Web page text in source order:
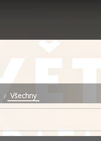
/ Všechny